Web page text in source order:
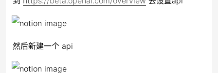
然后新建一个 api